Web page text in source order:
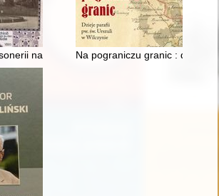
na ziemi żarskiejNa pograniczu granic : dzieje